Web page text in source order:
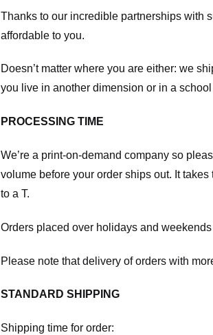
Thanks to our incredible partnerships with
affordable to you.
Doesn’t matter where you are either: we
you live in another dimension or in a
PROCESSING TIME
We’re a print-on-demand company so
volume before your order ships out. It
to a T.
Orders placed over holidays and
Please note that delivery of orders with
STANDARD SHIPPING
Shipping time for order: